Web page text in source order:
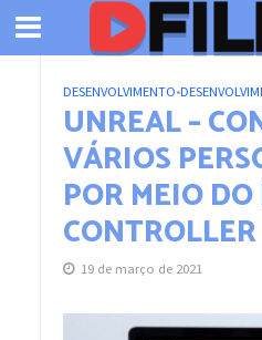
DESENVOLVIMENTO•
UNREAL –
VÁRIOS
POR MEIO
CONTROLLER
19 de março de 2021